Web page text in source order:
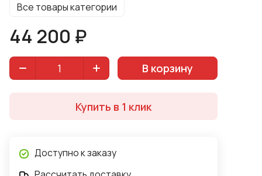
Все товары категории
44 200 ₽
В корзину
Купить в 1 клик
Доступно к заказу